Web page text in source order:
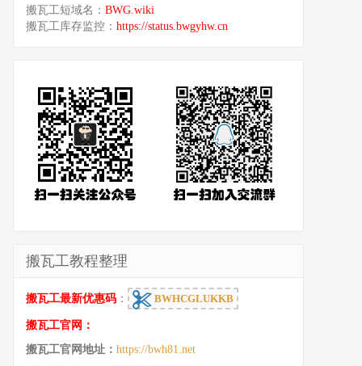
搬瓦工短域名： BWG.wiki
搬瓦工库存监控： https://status.bwgyhw.cn
搬瓦工教程整理
搬瓦工最新优惠码 ： BWHCGLUKKB
搬瓦工官网：
搬瓦工官网地址： https://bwh81.net